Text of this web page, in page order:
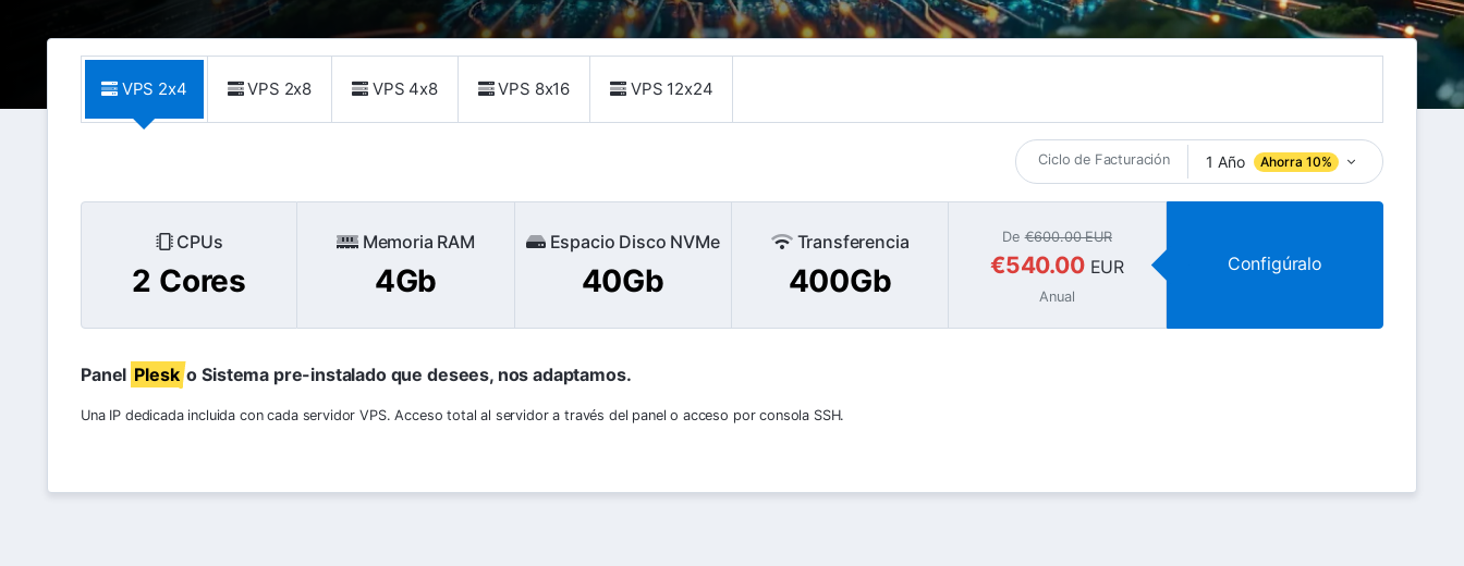
VPS 2x4 VPS 2x8 VPS 4x8 VPS 8x16 VPS 12x24
Ciclo de Facturación 1 Año Ahorra 10%
CPUs
2 Cores
Memoria RAM
4Gb
Espacio Disco NVMe
40Gb
Transferencia
400Gb
De €600.00 EUR
€540.00 EUR
Anual
Configúralo
Panel Plesko Sistema pre-instalado que desees, nos adaptamos.
Una IP dedicada incluida con cada servidor VPS. Acceso total al servidor a través del panel o acceso por consola SSH.